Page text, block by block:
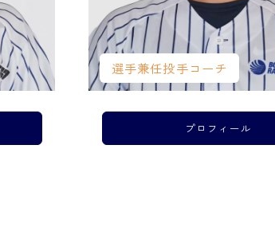
選手兼任投手コーチ
プロフィール